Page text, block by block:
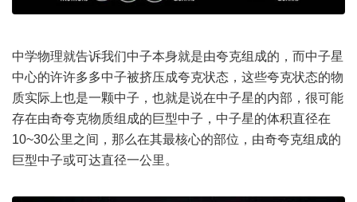
中学物理就告诉我们中子本身就是由夸克组成的，而中子星
中心的许许多多中子被挤压成夸克状态，这些夸克状态的物
质实际上也是一颗中子，也就是说在中子星的内部，很可能
存在由奇夸克物质组成的巨型中子，中子星的体积直径在
10~30公里之间，那么在其最核心的部位，由奇夸克组成的
巨型中子或可达直径一公里。